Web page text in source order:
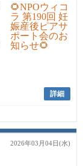
詳細
2026年03月04日(水)